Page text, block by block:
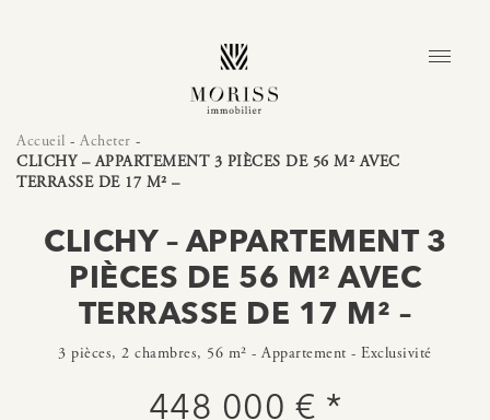
Accueil - Acheter -
CLICHY – APPARTEMENT 3 PIÈCES DE 56 M² AVEC
TERRASSE DE 17 M² –
CLICHY – APPARTEMENT 3
PIÈCES DE 56 M² AVEC
TERRASSE DE 17 M² –
3 pièces, 2 chambres, 56 m² - Appartement - Exclusivité
448 000 € *